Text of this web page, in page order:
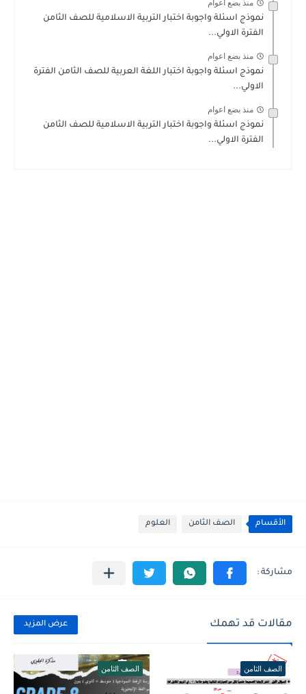
منذ بضع اعوام
نموذج اسئلة واجوبة اختبار التربية الاسلامية للصف الثامن
الفترة الاولي...
منذ بضع اعوام
نموذج اسئلة واجوبة اختبار اللغة العربية للصف الثامن الفترة
الاولي...
منذ بضع اعوام
نموذج اسئلة واجوبة اختبار التربية الاسلامية للصف الثامن
الفترة الاولي...
الأقسام الصف الثامن العلوم
مقالات قد تهمك عرض المزيد
الصف الثامن الصف الثامن